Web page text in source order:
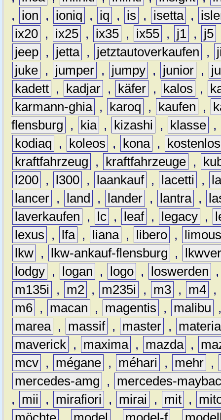
,
ion , ioniq , iq , is , isetta ,
ix20 , ix25 , ix35 , ix55 , j1 , j5
jeep , jetta , jetztautoverkaufen ,
juke , jumper , jumpy , junior ,
kadett , kadjar , käfer , kalos ,
karmann-ghia , karoq , kaufen ,
flensburg
, kia , kizashi , klasse ,
kodiaq
, koleos , kona ,
kostenlos
kraftfahrzeug
, kraftfahrzeuge ,
l200 , l300 , laankauf , lacetti ,
lancer , land , lander , lantra ,
laverkaufen
, lc , leaf , legacy ,
lexus
, lfa , liana , libero ,
lkw , lkw-ankauf-flensburg ,
lodgy , logan , logo , loswerden
m135i
, m2 , m235i , m3 , m4 ,
m6 , macan , magentis , malibu
marea , massif , master ,
materia
maverick , maxima , mazda ,
mcv , mégane , méhari , mehr ,
mercedes-amg
,
mercedes-
,
mii , mirafiori , mirai , mit ,